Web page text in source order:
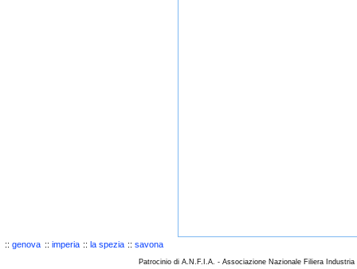
:: genova :: imperia :: la spezia :: savona
Patrocinio di A.N.F.I.A. - Associazione Nazionale Filiera